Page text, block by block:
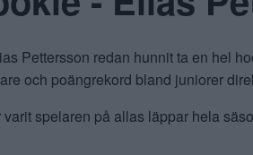
Pettersson redan hunnit ta en hel
och poängrekord bland juniorer
spelaren på allas läppar hela